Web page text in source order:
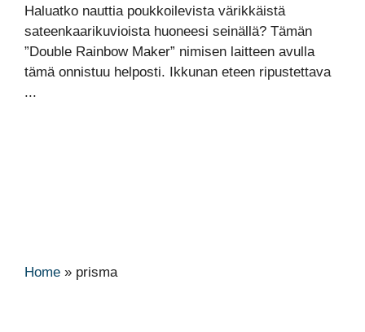
Haluatko nauttia poukkoilevista värikkäistä
sateenkaarikuvioista huoneesi seinällä? Tämän
”Double Rainbow Maker” nimisen laitteen avulla
tämä onnistuu helposti. Ikkunan eteen ripustettava
...
Home » prisma